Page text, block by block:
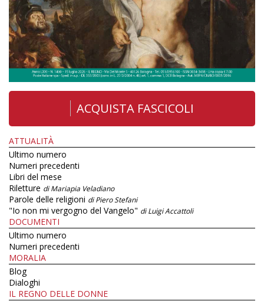
ACQUISTA FASCICOLI
ATTUALITÀ
Ultimo numero
Numeri precedenti
Libri del mese
Riletture di Mariapia Veladiano
Parole delle religioni di Piero Stefani
"Io non mi vergogno del Vangelo" di Luigi Accattoli
DOCUMENTI
Ultimo numero
Numeri precedenti
MORALIA
Blog
Dialoghi
IL REGNO DELLE DONNE